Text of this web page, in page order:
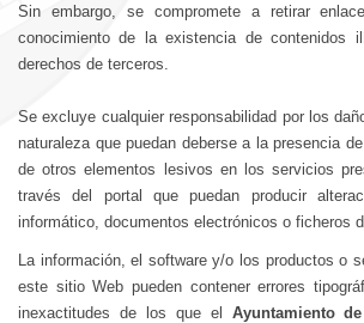
Sin embargo, se compromete a retirar
conocimiento de la existencia de contenidos
derechos de terceros.
Se excluye cualquier responsabilidad por los
naturaleza que puedan deberse a la presencia
de otros elementos lesivos en los servicios
través del portal que puedan producir
informático, documentos electrónicos o ficheros
La información, el software y/o los productos o
este sitio Web pueden contener errores
inexactitudes de los que el Ayuntamiento